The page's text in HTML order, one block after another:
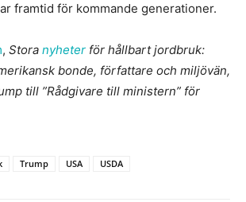
framtid för kommande generationer.
, Stora nyheter för hållbart jordbruk:
bonde, författare och miljövän,
till ”Rådgivare till ministern” för
Trump USA USDA